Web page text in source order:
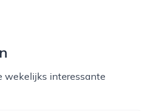
wekelijks interessante